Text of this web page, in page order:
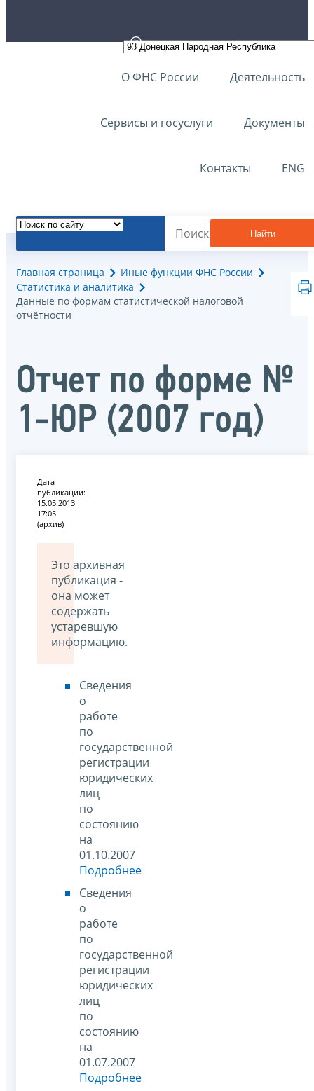
О ФНС России Деятельность
Сервисы и госуслуги Документы
Контакты ENG
Найти
Главная страница
Иные функции ФНС России
Статистика и аналитика
Данные по формам статистической налоговой
отчётности
Отчет по форме №
1-ЮР (2007 год)
Дата
публикации:
15.05.2013
17:05
(архив)
Это архивная
публикация -
она может
содержать
устаревшую
информацию.
Сведения
о
работе
по
государственной
регистрации
юридических
лиц
по
состоянию
на
01.10.2007
Подробнее
Сведения
о
работе
по
государственной
регистрации
юридических
лиц
по
состоянию
на
01.07.2007
Подробнее